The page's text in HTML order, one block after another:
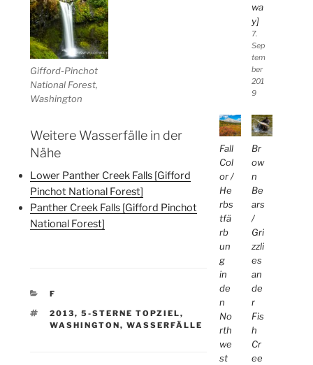
Gifford-Pinchot
National Forest,
Washington
Weitere Wasserfälle in der
Nähe
Lower Panther Creek Falls [Gifford
Pinchot National Forest]
Panther Creek Falls [Gifford Pinchot
National Forest]
KATEGORIEN
F
SCHLAGWÖRTER
2013, 5-STERNE TOPZIEL,
WASHINGTON, WASSERFÄLLE
wa
y]
7.
Sep
tem
ber
201
9
Fall
Col
or /
He
rbs
tfä
rb
un
g
in
de
n
No
rth
we
st
Br
ow
n
Be
ars
/
Gri
zzli
es
an
de
r
Fis
h
Cr
ee